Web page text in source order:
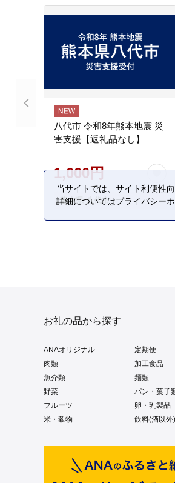
八代市 令和8年熊本地震 災
害支援【返礼品なし】
1,000円
熊本県 八代市
お礼の品から探す
ANAオリジナル 定期便
肉類
加工食品
魚介類
麺類
野菜
パン・菓子
フルーツ
卵・乳製品
米・穀物
飲料(酒以外)
当サイトでは、サイト利便性
詳細についてはプライバシー